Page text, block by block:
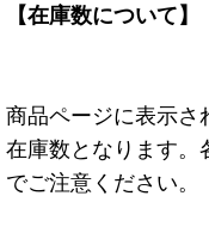
【在庫数について】
商品ページに表示さ
在庫数となります。
でご注意ください。